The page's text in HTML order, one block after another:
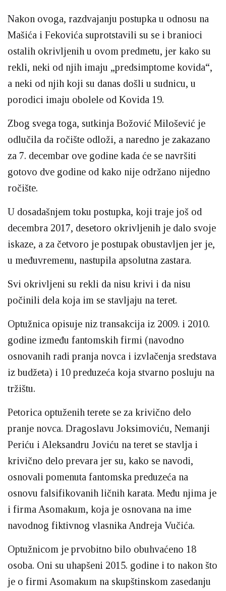
Nakon ovoga, razdvajanju postupka u odnosu na
Mašića i Fekovića suprotstavili su se i branioci
ostalih okrivljenih u ovom predmetu, jer kako su
rekli, neki od njih imaju „predsimptome kovida“,
a neki od njih koji su danas došli u sudnicu, u
porodici imaju obolele od Kovida 19.
Zbog svega toga, sutkinja Božović Milošević je
odlučila da ročište odloži, a naredno je zakazano
za 7. decembar ove godine kada će se navršiti
gotovo dve godine od kako nije održano nijedno
ročište.
U dosadašnjem toku postupka, koji traje još od
decembra 2017, desetoro okrivljenih je dalo svoje
iskaze, a za četvoro je postupak obustavljen jer je,
u međuvremenu, nastupila apsolutna zastara.
Svi okrivljeni su rekli da nisu krivi i da nisu
počinili dela koja im se stavljaju na teret.
Optužnica opisuje niz transakcija iz 2009. i 2010.
godine između fantomskih firmi (navodno
osnovanih radi pranja novca i izvlačenja sredstava
iz budžeta) i 10 preduzeća koja stvarno posluju na
tržištu.
Petorica optuženih terete se za krivično delo
pranje novca. Dragoslavu Joksimoviću, Nemanji
Periću i Aleksandru Joviću na teret se stavlja i
krivično delo prevara jer su, kako se navodi,
osnovali pomenuta fantomska preduzeća na
osnovu falsifikovanih ličnih karata. Među njima je
i firma Asomakum, koja je osnovana na ime
navodnog fiktivnog vlasnika Andreja Vučića.
Optužnicom je prvobitno bilo obuhvaćeno 18
osoba. Oni su uhapšeni 2015. godine i to nakon što
je o firmi Asomakum na skupštinskom zasedanju